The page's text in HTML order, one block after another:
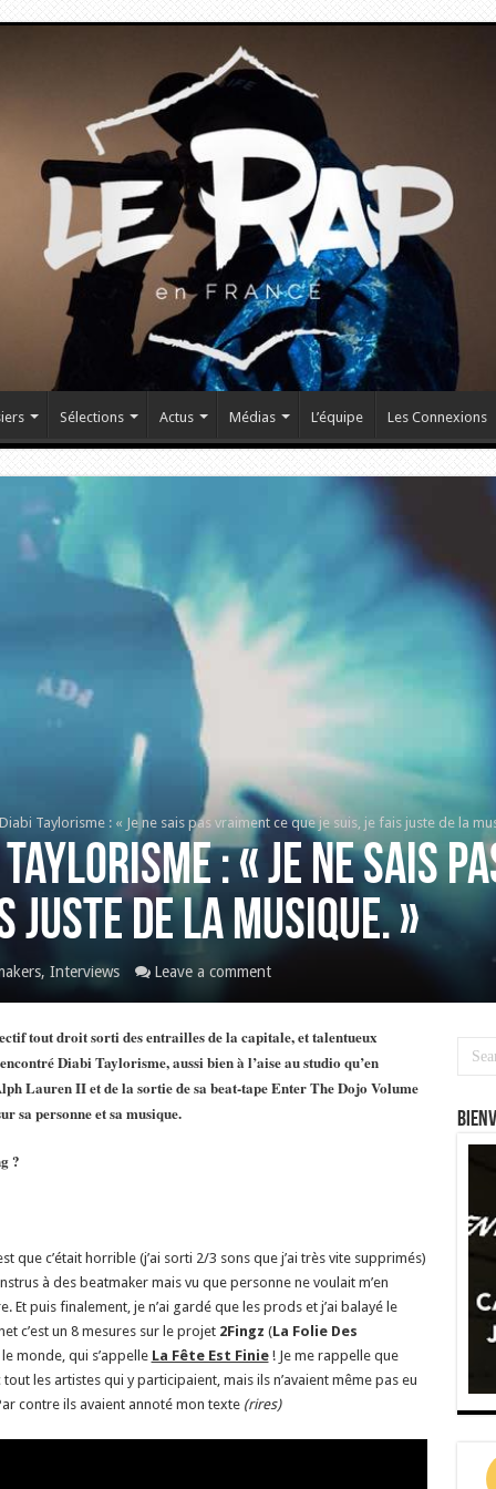
Sélections Actus Médias L’équipe Les Connexions
Taylorisme : « Je ne sais pas vraiment ce que je suis, je fais juste de la
: « Je ne sais
juste de la musique. »
, Interviews Leave a comment
tout droit sorti des entrailles de la capitale, et talentueux
Diabi Taylorisme,aussi bien à l’aise au studio qu’en
Lauren IIet de la sortie de sa beat-tapeEnter The Dojo Volume
sa personne et sa musique.
?
que c’était horrible (j’ai sorti 2/3 sons que j’ai très vite supprimés)
à des beatmaker mais vu que personne ne voulait m’en
Et puis finalement, je n’ai gardé que les prods et j’ai balayé le
c’est un 8 mesures sur le projet 2Fingz (La Folie Des
monde, qui s’appelle La Fête Est Finie! Je me rappelle que
les artistes qui y participaient, mais ils n’avaient même pas eu
contre ils avaient annoté mon texte (rires)